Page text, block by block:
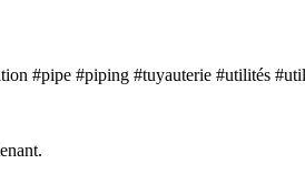
#pipe #piping #tuyauterie #utilités